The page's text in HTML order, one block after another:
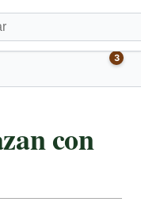
3
con